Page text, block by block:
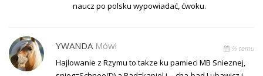
naucz po polsku wypowiadać, ćwoku.
YWANDA Mówi % temu
Hajlowanie z Rzymu to takze ku pamieci MB Snieznej,